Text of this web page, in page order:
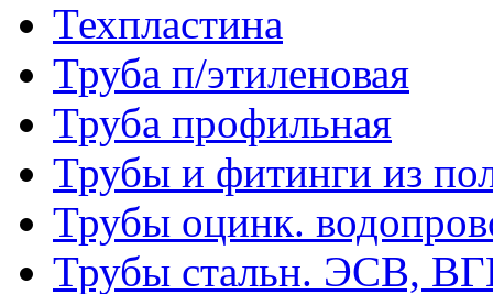
Техпластина
Труба п/этиленовая
Труба профильная
Трубы и фитинги из
Трубы оцинк.
Трубы стальн. ЭСВ,